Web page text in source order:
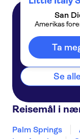
San
Amerikas
Ta
Se
Reisemål i
Palm Springs